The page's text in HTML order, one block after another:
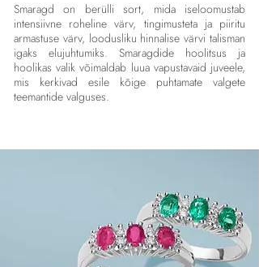
Smaragd on berülli sort, mida iseloomustab
intensiivne roheline värv, tingimusteta ja piiritu
armastuse värv, loodusliku hinnalise värvi talisman
igaks elujuhtumiks. Smaragdide hoolitsus ja
hoolikas valik võimaldab luua vapustavaid juveele,
mis kerkivad esile kõige puhtamate valgete
teemantide valguses.